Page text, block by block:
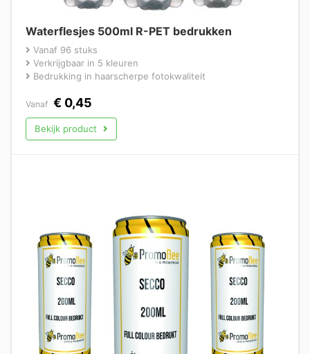
Waterflesjes 500ml R-PET bedrukken
Vanaf 96 stuks
Verkrijgbaar in 5 kleuren
Bedrukking in haarscherpe fotokwaliteit
Vanaf € 0,45
Bekijk product